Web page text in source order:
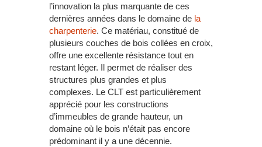
l’innovation la plus marquante de ces
dernières années dans le domaine de la
charpenterie. Ce matériau, constitué de
plusieurs couches de bois collées en croix,
offre une excellente résistance tout en
restant léger. Il permet de réaliser des
structures plus grandes et plus
complexes. Le CLT est particulièrement
apprécié pour les constructions
d’immeubles de grande hauteur, un
domaine où le bois n’était pas encore
prédominant il y a une décennie.